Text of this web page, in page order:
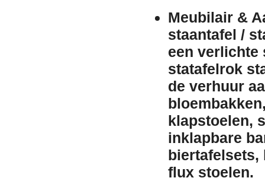
Meubilair &
staantafel /
een verlichte
statafelrok
de verhuur
bloembakken
klapstoelen,
inklapbare
biertafelsets,
flux stoelen.